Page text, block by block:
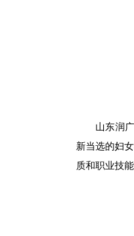
山东润广石
新当选的妇
质和职业技能